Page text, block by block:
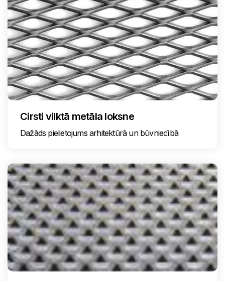
Cirsti vilktā metāla loksne
Dažāds pielietojums arhitektūrā un būvniecībā